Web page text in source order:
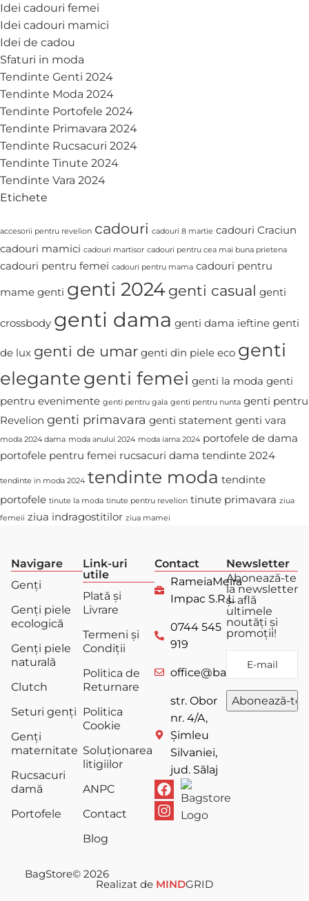
Idei cadouri femei
Idei cadouri mamici
Idei de cadou
Sfaturi in moda
Tendinte Genti 2024
Tendinte Moda 2024
Tendinte Portofele 2024
Tendinte Primavara 2024
Tendinte Rucsacuri 2024
Tendinte Tinute 2024
Tendinte Vara 2024
Etichete
accesorii pentru revelion cadouri cadouri 8 martie cadouri Craciun
cadouri mamici cadouri martisor cadouri pentru cea mai buna prietena
cadouri pentru femei cadouri pentru mama cadouri pentru
mame genti genti 2024 genti casual genti
crossbody genti dama genti dama ieftine genti
de lux genti de umar genti din piele eco genti
elegantegenti femei genti la moda genti
pentru evenimente genti pentru gala genti pentru nunta genti pentru
Revelion genti primavara genti statement genti vara
moda 2024 dama moda anului 2024 moda iarna 2024 portofele de dama
portofele pentru femei rucsacuri dama tendinte 2024
tendinte in moda 2024 tendinte moda tendinte
portofele tinute la moda tinute pentru revelion tinute primavara ziua
femeii ziua indragostitilor ziua mamei
Navigare
Genți
Genți piele
ecologică
Genți piele
naturală
Clutch
Seturi genți
Genți
maternitate
Rucsacuri
damă
Portofele
Link-uri
utile
Plată și
Livrare
Termeni și
Condiții
Politica de
Returnare
Politica
Cookie
Soluționarea
litigiilor
ANPC
Contact
Blog
Contact
RameiaMeira
Impac S.R.L.
0744 545
919
office@bagstore.ro
str. Obor
nr. 4/A,
Șimleu
Silvaniei,
jud. Sălaj
Newsletter
Abonează-te
la newsletter
și află
ultimele
noutăți și
promoții!
BagStore© 2026
Realizat de MINDGRID